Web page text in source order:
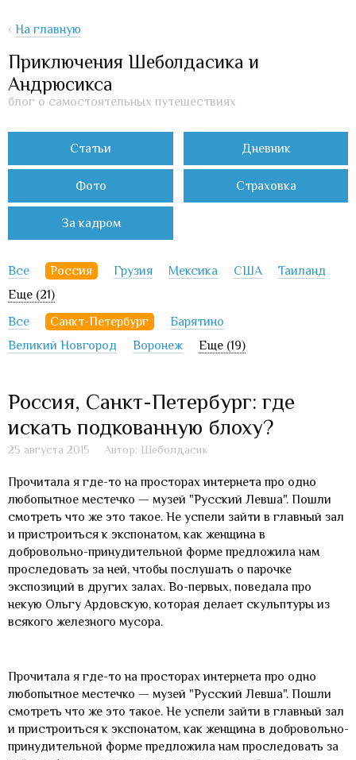
‹ На главную
Приключения Шеболдасика и
Андрюсикса
блог о самостоятельных путешествиях
Статьи Дневник
Фото Страховка
За кадром
Все Россия Грузия Мексика США
Таиланд
Еще (21)
Все
Санкт-Петербург
Барятино
Великий Новгород
Воронеж Еще (19)
Россия, Санкт-Петербург: где
искать подкованную блоху?
25 августа 2015 Автор: Шеболдасик
Прочитала я где-то на просторах интернета про одно
любопытное местечко — музей "Русский Левша". Пошли
смотреть что же это такое. Не успели зайти в главный зал
и пристроиться к экспонатом, как женщина в
добровольно-принудительной форме предложила нам
проследовать за ней, чтобы послушать о парочке
экспозиций в других залах. Во-первых, поведала про
некую Ольгу Ардовскую, которая делает скульптуры из
всякого железного мусора.
Прочитала я где-то на просторах интернета про одно
любопытное местечко — музей "Русский Левша". Пошли
смотреть что же это такое. Не успели зайти в главный зал
и пристроиться к экспонатом, как женщина в добровольно-
принудительной форме предложила нам проследовать за